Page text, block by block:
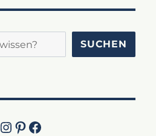
SUCHEN
Instagram
Pinterest
Jetzt die Facebook-Fanpage von Lucky Labrador besuchen!